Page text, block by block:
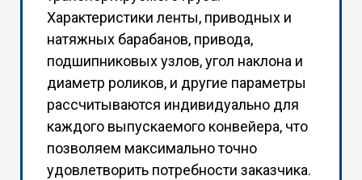
Характеристики ленты, приводных и
натяжных барабанов, привода,
подшипниковых узлов, угол наклона и
диаметр роликов, и другие параметры
рассчитываются индивидуально для
каждого выпускаемого конвейера, что
позволяем максимально точно
удовлетворить потребности заказчика.